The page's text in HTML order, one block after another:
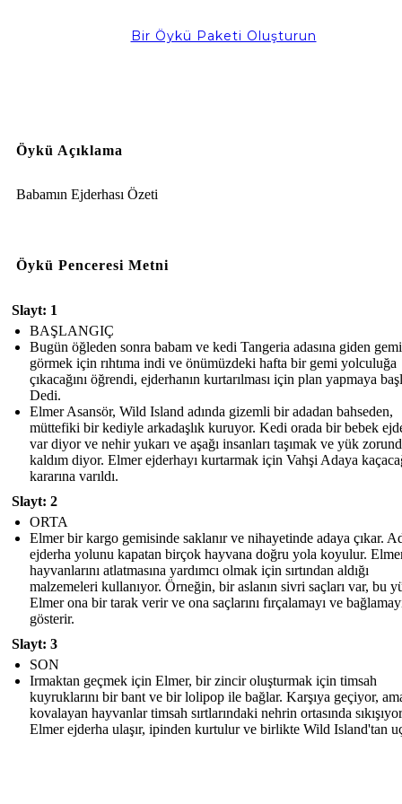
Bir Öykü Paketi Oluşturun
Öykü Açıklama
Babamın Ejderhası Özeti
Öykü Penceresi Metni
Slayt: 1
BAŞLANGIÇ
Bugün öğleden sonra babam ve kedi Tangeria adasına giden
görmek için rıhtıma indi ve önümüzdeki hafta bir gemi yolculuğa
çıkacağını öğrendi, ejderhanın kurtarılması için plan yapmaya
Dedi.
Elmer Asansör, Wild Island adında gizemli bir adadan bahseden,
müttefiki bir kediyle arkadaşlık kuruyor. Kedi orada bir bebek
var diyor ve nehir yukarı ve aşağı insanları taşımak ve yük
kaldım diyor. Elmer ejderhayı kurtarmak için Vahşi Adaya
kararına varıldı.
Slayt: 2
ORTA
Elmer bir kargo gemisinde saklanır ve nihayetinde adaya çıkar.
ejderha yolunu kapatan birçok hayvana doğru yola koyulur.
hayvanlarını atlatmasına yardımcı olmak için sırtından aldığı
malzemeleri kullanıyor. Örneğin, bir aslanın sivri saçları var, bu
Elmer ona bir tarak verir ve ona saçlarını fırçalamayı ve
gösterir.
Slayt: 3
SON
Irmaktan geçmek için Elmer, bir zincir oluşturmak için timsah
kuyruklarını bir bant ve bir lolipop ile bağlar. Karşıya geçiyor,
kovalayan hayvanlar timsah sırtlarındaki nehrin ortasında
Elmer ejderha ulaşır, ipinden kurtulur ve birlikte Wild Island'tan